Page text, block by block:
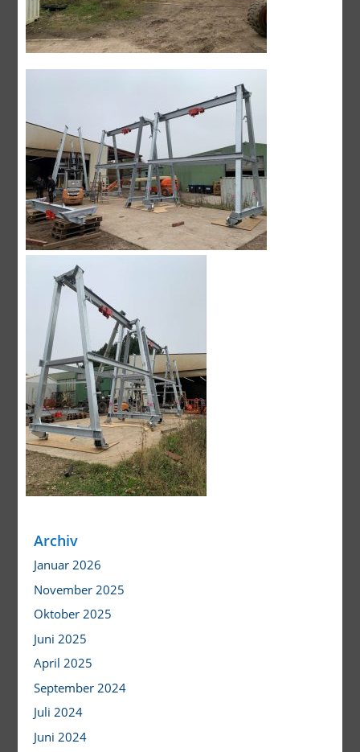
Archiv
Januar 2026
November 2025
Oktober 2025
Juni 2025
April 2025
September 2024
Juli 2024
Juni 2024